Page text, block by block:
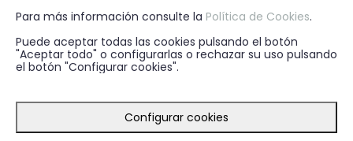
DISPONIBILIDAD EN TIENDA
TE PODRÍA INTERESAR
LOOK LOOK
Para más información consulte la Política de Cookies.
Puede aceptar todas las cookies pulsando el botón
"Aceptar todo" o configurarlas o rechazar su uso pulsando
el botón "Configurar cookies".
Configurar cookies